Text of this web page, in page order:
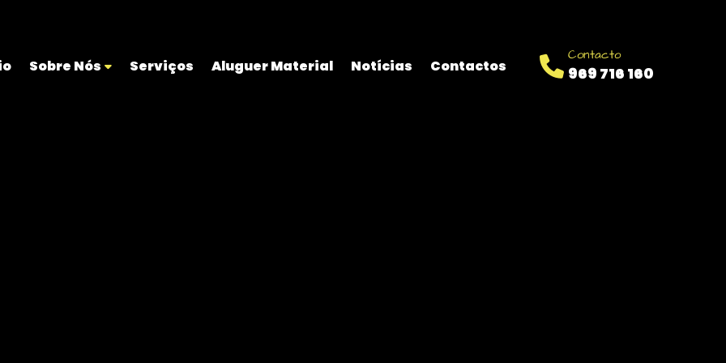
Sobre Nós Serviços Aluguer Material Notícias Contactos
Contacto
969 716 160